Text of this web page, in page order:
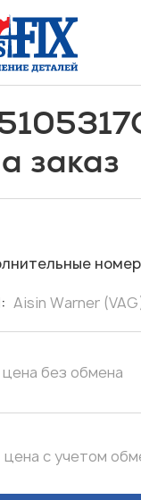
заказ
Aisin Warner
цена без обмена
цена с учетом